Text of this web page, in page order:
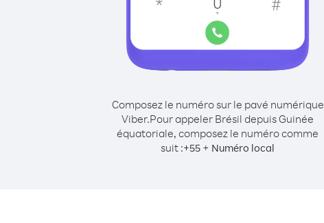
Composez le numéro sur le pavé numérique
Viber.Pour appeler Brésil depuis Guinée
équatoriale, composez le numéro comme
suit :+55 + Numéro local